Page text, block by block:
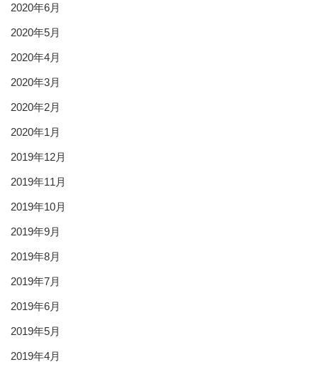
2020年6月
2020年5月
2020年4月
2020年3月
2020年2月
2020年1月
2019年12月
2019年11月
2019年10月
2019年9月
2019年8月
2019年7月
2019年6月
2019年5月
2019年4月